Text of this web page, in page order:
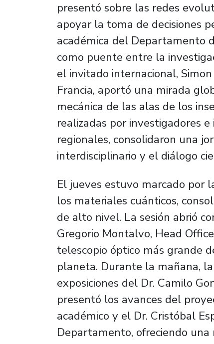
presentó sobre las redes
apoyar la toma de decisiones
académica del Departamento
como puente entre la
el invitado internacional,
Francia, aportó una mirada
mecánica de las alas de los
realizadas por investigadores
regionales, consolidaron una
interdisciplinario y el diálogo
El jueves estuvo marcado por
los materiales cuánticos,
de alto nivel. La sesión abrió
Gregorio Montalvo, Head
telescopio óptico más grande
planeta. Durante la mañana,
exposiciones del Dr. Camilo
presentó los avances del
académico y el Dr. Cristóbal
Departamento, ofreciendo